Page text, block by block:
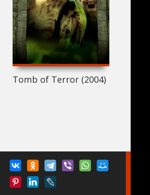
Trailer (2004)
Tomb of Terror (2004)